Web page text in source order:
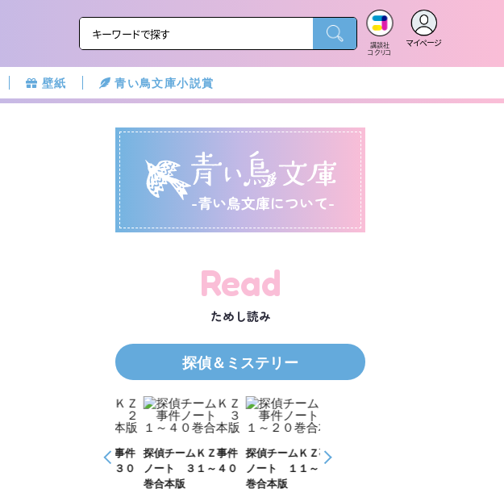
講談社
コクリコ
マイページ
壁紙 青い鳥文庫小説賞
-青い鳥文庫について-
Read
ためし読み
探偵＆ミステリー
探偵チームＫＺ事件 探偵チームＫＺ事件
ノート ３１～４０
巻合本版
探偵チームＫＺ事件
ノート １１～２０
巻合本版
ＫＺ’ Ｕｐｐｅｒ
Ｆｉｌｅ 数学者